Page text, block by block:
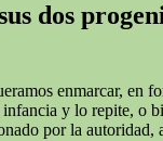
dos
enmarcar, en
y lo repite, o
por la autoridad,